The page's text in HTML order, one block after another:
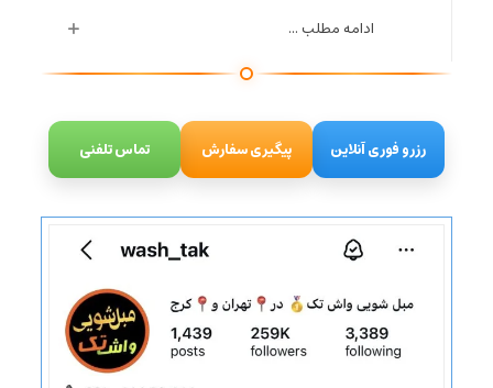
ادامه مطلب ...
رزرو فوری آنلاین پیگیری سفارش تماس تلفنی